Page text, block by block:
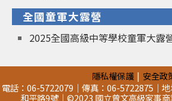
全國童軍大露營
2025全國高級中等學校童軍大露
隱私權保護
安全政
電話：06-5722079｜傳真：06-5722875｜
和平路9號｜©2023 國立曾文高級家事